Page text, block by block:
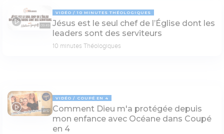
09:49
VIDÉO 10 MINUTES THÉOLOGIQUES
Jésus est le seul chef de l’Église dont les
leaders sont des serviteurs
10 minutes Théologiques
18:12
VIDÉO COUPÉ EN 4
Comment Dieu m'a protégée depuis
mon enfance avec Océane dans Coupé
en 4